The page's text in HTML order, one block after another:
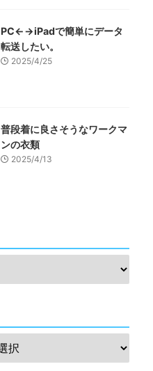
PC←→iPadで簡単にデータ
転送したい。
2025/4/25
普段着に良さそうなワークマ
ンの衣類
2025/4/13